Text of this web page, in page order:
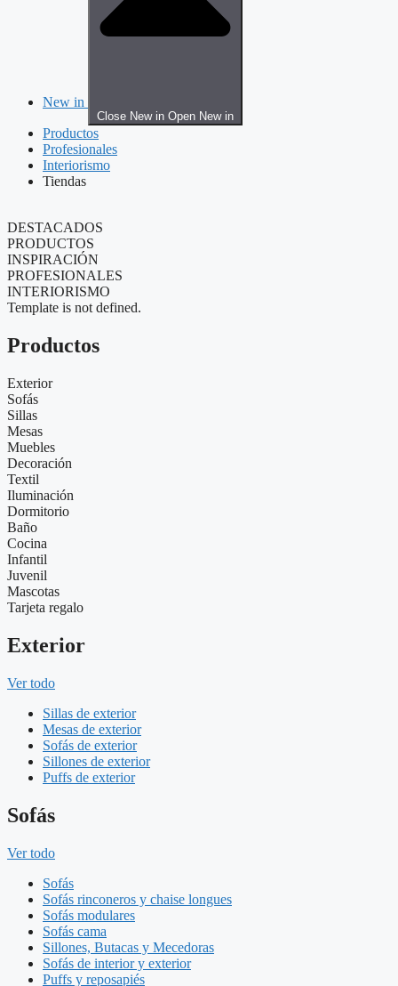
New in
Close New in Open New in
Productos
Profesionales
Interiorismo
Tiendas
DESTACADOS
PRODUCTOS
INSPIRACIÓN
PROFESIONALES
INTERIORISMO
Template is not defined.
Productos
Exterior
Sofás
Sillas
Mesas
Muebles
Decoración
Textil
Iluminación
Dormitorio
Baño
Cocina
Infantil
Juvenil
Mascotas
Tarjeta regalo
Exterior
Ver todo
Sillas de exterior
Mesas de exterior
Sofás de exterior
Sillones de exterior
Puffs de exterior
Sofás
Ver todo
Sofás
Sofás rinconeros y chaise longues
Sofás modulares
Sofás cama
Sillones, Butacas y Mecedoras
Sofás de interior y exterior
Puffs y reposapiés